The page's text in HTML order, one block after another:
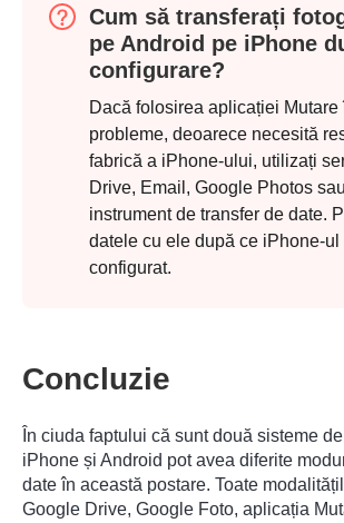
Pasul 2.
Cum să transferați
pe Android pe iPhone
configurare?
Dacă folosirea aplicației Mutare
probleme, deoarece necesită
fabrică a iPhone-ului, utilizați
Drive, Email, Google Photos
instrument de transfer de date.
datele cu ele după ce iPhone-ul
configurat.
Concluzie
În ciuda faptului că sunt două sisteme
iPhone și Android pot avea diferite
date în această postare. Toate
Google Drive, Google Foto, aplicația